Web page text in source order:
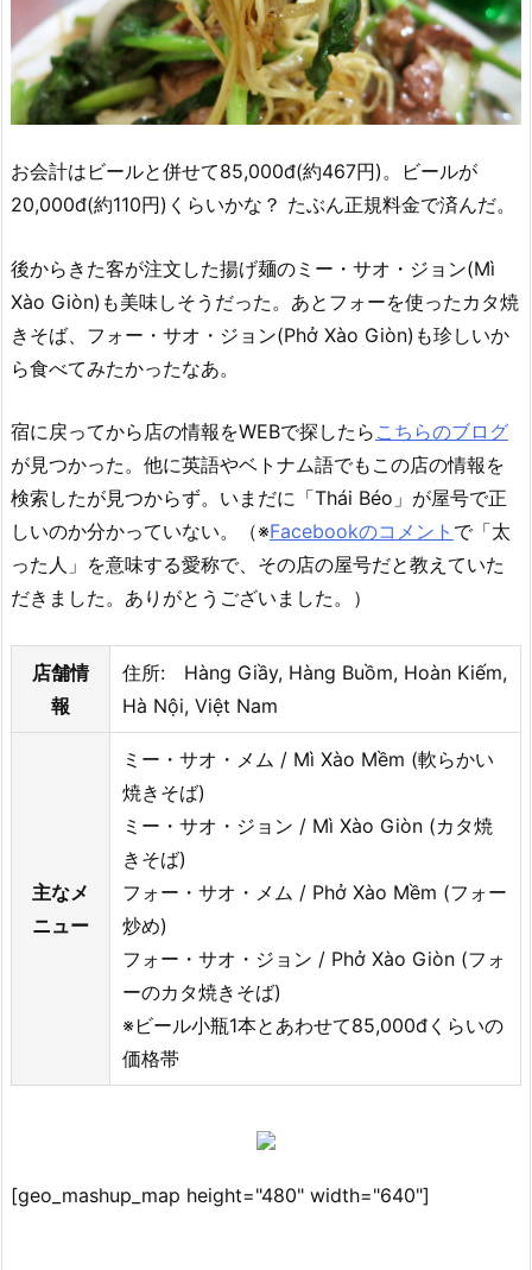
お会計はビールと併せて85,000đ(約467円)。ビールが
20,000đ(約110円)くらいかな？ たぶん正規料金で済んだ。
後からきた客が注文した揚げ麺のミー・サオ・ジョン(Mì
Xào Giòn)も美味しそうだった。あとフォーを使ったカタ焼
きそば、フォー・サオ・ジョン(Phở Xào Giòn)も珍しいか
ら食べてみたかったなあ。
宿に戻ってから店の情報をWEBで探したら こちらのブログ
が見つかった。他に英語やベトナム語でもこの店の情報を
検索したが見つからず。いまだに「Thái Béo」が屋号で正
しいのか分かっていない。（※Facebookのコメント で「太
った人」を意味する愛称で、その店の屋号だと教えていた
だきました。ありがとうございました。）
店舗情
報
住所: Hàng Giầy, Hàng Buồm, Hoàn Kiếm,
Hà Nội, Việt Nam
主なメ
ニュー
ミー・サオ・メム / Mì Xào Mềm (軟らかい
焼きそば)
ミー・サオ・ジョン / Mì Xào Giòn (カタ焼
きそば)
フォー・サオ・メム / Phở Xào Mềm (フォー
炒め)
フォー・サオ・ジョン / Phở Xào Giòn (フォ
ーのカタ焼きそば)
※ビール小瓶1本とあわせて85,000đくらいの
価格帯
[geo_mashup_map height="480" width="640"]